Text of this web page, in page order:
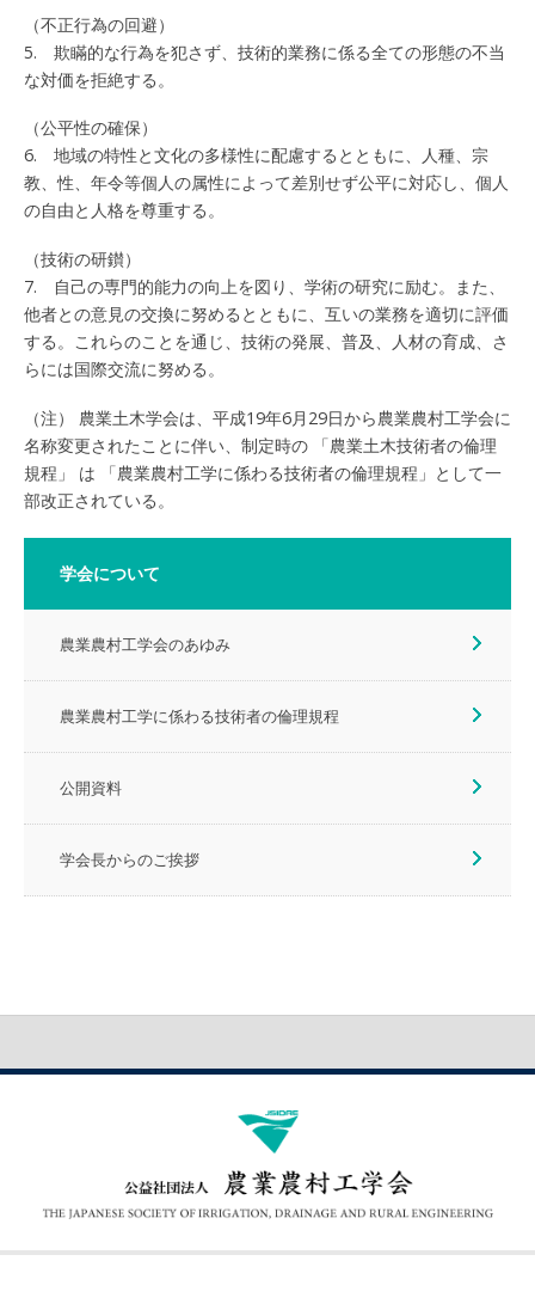
（不正行為の回避）
5. 欺瞞的な行為を犯さず、技術的業務に係る全ての形態の不当
な対価を拒絶する。
（公平性の確保）
6. 地域の特性と文化の多様性に配慮するとともに、人種、宗
教、性、年令等個人の属性によって差別せず公平に対応し、個人
の自由と人格を尊重する。
（技術の研鑚）
7. 自己の専門的能力の向上を図り、学術の研究に励む。また、
他者との意見の交換に努めるとともに、互いの業務を適切に評価
する。これらのことを通じ、技術の発展、普及、人材の育成、さ
らには国際交流に努める。
（注） 農業土木学会は、平成19年6月29日から農業農村工学会に
名称変更されたことに伴い、制定時の 「農業土木技術者の倫理
規程」 は 「農業農村工学に係わる技術者の倫理規程」として一
部改正されている。
学会について
農業農村工学会のあゆみ
農業農村工学に係わる技術者の倫理規程
公開資料
学会長からのご挨拶